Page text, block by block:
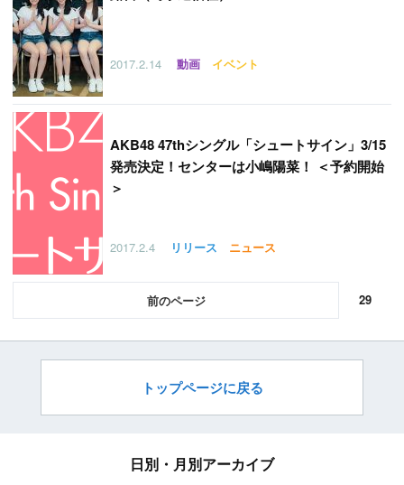
2017.2.14 動画 イベント
AKB48 47thシングル「シュートサイン」3/15
発売決定！センターは小嶋陽菜！ ＜予約開始
＞
2017.2.4 リリース ニュース
前 29
トップページに戻る
日別・月別アーカイブ